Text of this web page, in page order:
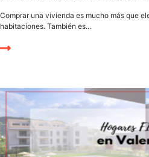
Comprar una vivienda es mucho más que
habitaciones. También es...